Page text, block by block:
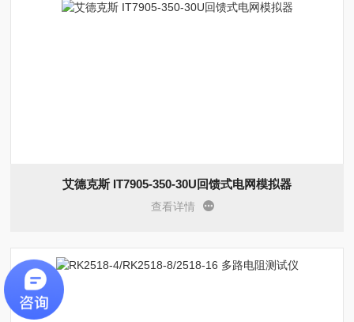
艾德克斯 IT7905-350-30U回馈式电网模拟器
查看详情